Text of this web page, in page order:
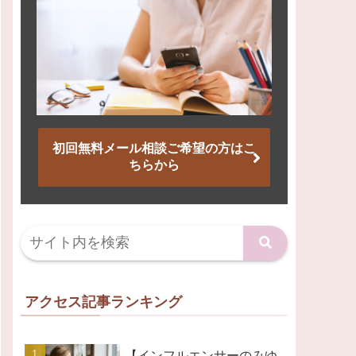
初回無料メール相談ご希望の方はこ
ちらから
アクセス記事ランキング